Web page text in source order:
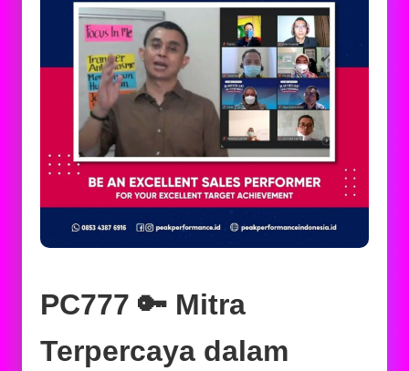
PC777 🔑 Mitra
Terpercaya dalam